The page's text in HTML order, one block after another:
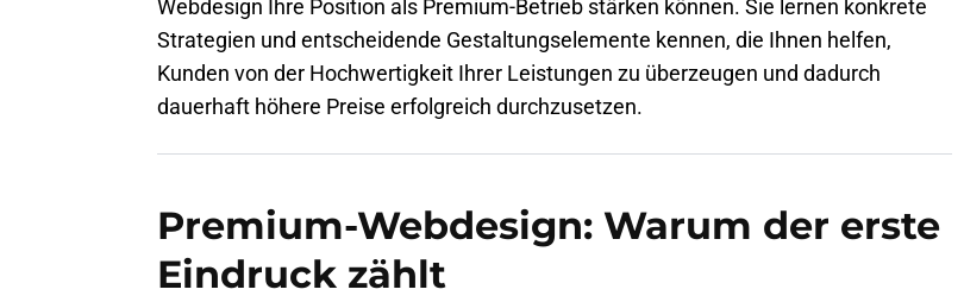
Webdesign Ihre Position als Premium-Betrieb stärken können. Sie lernen konkrete
Strategien und entscheidende Gestaltungselemente kennen, die Ihnen helfen,
Kunden von der Hochwertigkeit Ihrer Leistungen zu überzeugen und dadurch
dauerhaft höhere Preise erfolgreich durchzusetzen.
Premium-Webdesign: Warum der erste
Eindruck zählt